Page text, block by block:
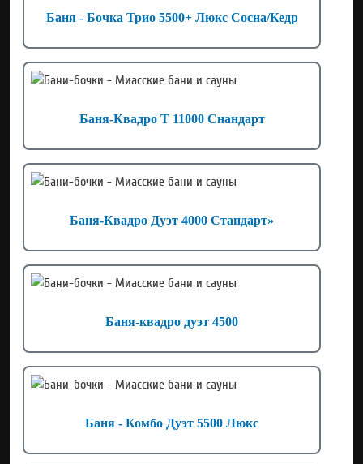
Баня - Бочка Трио 5500+ Люкс Сосна/Кедр
Баня-Квадро Т 11000 Снандарт
Баня-Квадро Дуэт 4000 Стандарт»
Баня-квадро дуэт 4500
Баня - Комбо Дуэт 5500 Люкс